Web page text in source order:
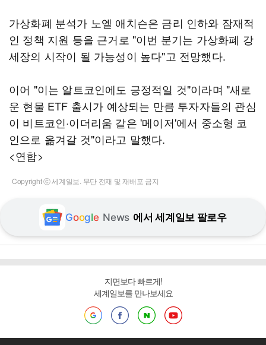
가상화폐 분석가 노엘 애치슨은 금리 인하와 잠재적
인 정책 지원 등을 근거로 "이번 분기는 가상화폐 강
세장의 시작이 될 가능성이 높다"고 전망했다.
이어 "이는 알트코인에도 긍정적일 것"이라며 "새로
운 현물 ETF 출시가 예상되는 만큼 투자자들의 관심
이 비트코인·이더리움 같은 '메이저'에서 중소형 코
인으로 옮겨갈 것"이라고 말했다.
<연합>
Copyright ⓒ 세계일보. 무단 전재 및 재배포 금지
Google News 에서 세계일보 팔로우
지면보다 빠르게!
세계일보를 만나보세요